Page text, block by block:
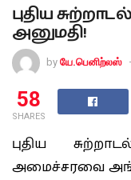
புதிய
அனுமதி!
by யே.பெனிற்லஸ்
58
SHARES
புதிய
அமைச்சரவை